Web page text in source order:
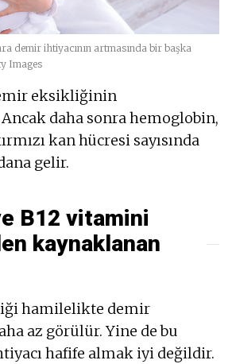
demir ihtiyacının artmasında bir başka
Images
eksikliğinin
daha sonra hemoglobin,
kan hücresi sayısında
gelir.
B12 vitamini
kaynaklanan
hamilelikte demir
az görülür. Yine de bu
hafife almak iyi değildir.